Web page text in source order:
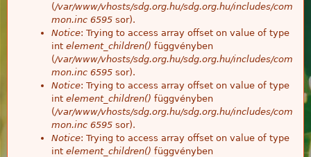
(/var/www/vhosts/sdg.org.hu/sdg.org.hu/includes/com
mon.inc 6595 sor).
Notice: Trying to access array offset on value of type
int element_children() függvényben
(/var/www/vhosts/sdg.org.hu/sdg.org.hu/includes/com
mon.inc 6595 sor).
Notice: Trying to access array offset on value of type
int element_children() függvényben
(/var/www/vhosts/sdg.org.hu/sdg.org.hu/includes/com
mon.inc 6595 sor).
Notice: Trying to access array offset on value of type
int element_children() függvényben